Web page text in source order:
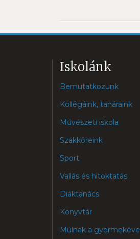
Iskolánk
Bemutatkozunk
Kollégáink, tanáraink
Művészeti iskola
Szakköreink
Sport
Vallás és hitoktatás
Diáktanács
Könyvtár
Múlnak a